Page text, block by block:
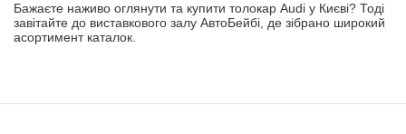
Бажаєте наживо оглянути та купити толокар Audi у Києві? Тоді
завітайте до виставкового залу АвтоБейбі, де зібрано широкий
асортимент каталок.